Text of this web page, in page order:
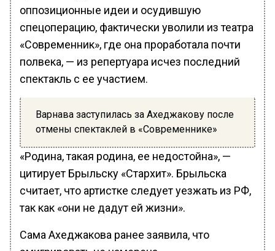
оппозиционные идеи и осудившую
спецоперацию, фактически уволили из театра
«Современник», где она проработала почти
полвека, — из репертуара исчез последний
спектакль с ее участием.
Варнава заступилась за Ахеджакову после
отмены спектаклей в «Современнике»
«Родина, такая родина, ее недостойна», —
цитирует Брыльску «Стархит». Брыльска
считает, что артистке следует уезжать из РФ,
так как «они не дадут ей жизни».
Сама Ахеджакова ранее заявила, что